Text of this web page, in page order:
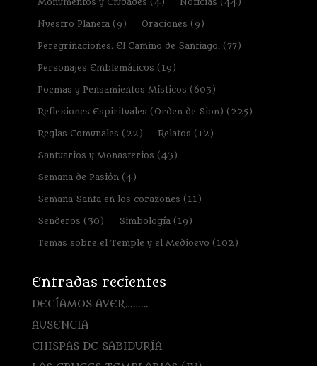
Nuestro Planeta (9) Oraciones (9)
Peregrinaciones. El Camino de Santiago. (77)
Personajes Emblemáticos (19)
Poemas y Pensamientos Místicos (603)
Reflexiones Espirituales (Orden de Sion) (225)
Reglas Comunales (22) Relatos (12)
Santuarios y Monasterios (43)
Semana de Pasión (4)
Semana Santa en los corazones (11)
Senderos (30) Simbología (19)
Temas sobre el Temple y el Medioevo (102)
Entradas recientes
DECÍAMOS AYER………
AUSENCIA
CHISPAS DE SABIDURÍA